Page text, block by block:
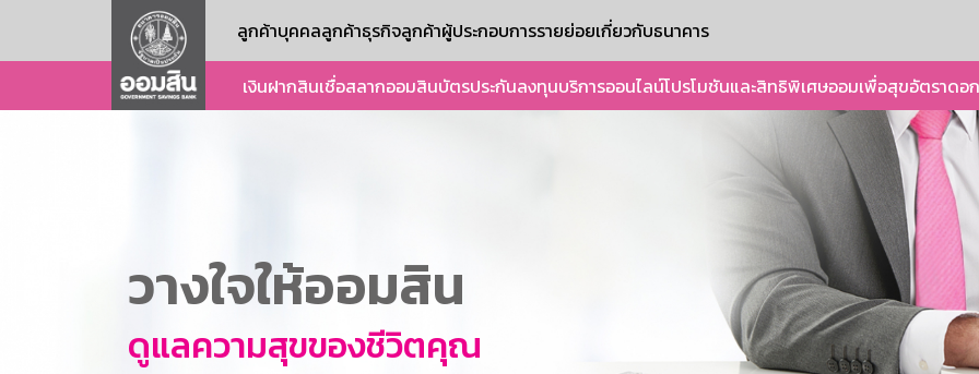
ลูกค้าบุคคลลูกค้าธุรกิจลูกค้าผู้ประกอบการรายย่อยเกี่ยวกับธนาคาร
เงินฝากสินเชื่อสลากออมสินบัตรประกันลงทุนบริการออนไลน์โปรโมชันและสิทธิพิเศษออมเพื่อสุขอัตราดอ
วางใจให้ออมสิน
ดูแลความสุขของชีวิตคุณ